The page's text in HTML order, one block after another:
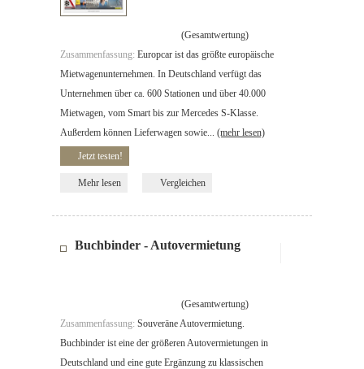
(Gesamtwertung)
Zusammenfassung: Europcar ist das größte europäische
Mietwagenunternehmen. In Deutschland verfügt das
Unternehmen über ca. 600 Stationen und über 40.000
Mietwagen, vom Smart bis zur Mercedes S-Klasse.
Außerdem können Lieferwagen sowie... (mehr lesen)
Jetzt testen!
Mehr lesen Vergleichen
Buchbinder - Autovermietung
(Gesamtwertung)
Zusammenfassung: Souveräne Autovermietung.
Buchbinder ist eine der größeren Autovermietungen in
Deutschland und eine gute Ergänzung zu klassischen